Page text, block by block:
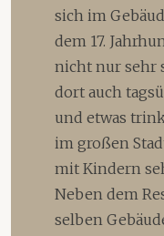
sich im
dem 17.
nicht nur sehr
dort auch
und etwas
im großen
mit Kindern
Neben dem
selben